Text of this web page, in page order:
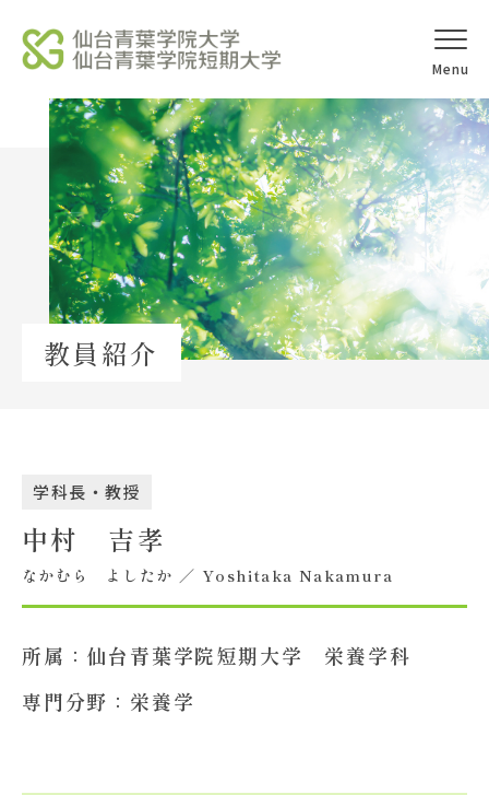
オープンキャ
ンパス
アクセス
学校法人北杜学園
Topics
イベント一覧
教職員募集
大学概要
教員紹介
学科長・教授
中村 吉孝
なかむら よしたか ／ Yoshitaka Nakamura
所属： 仙台青葉学院短期大学 栄養学科
専門分野： 栄養学